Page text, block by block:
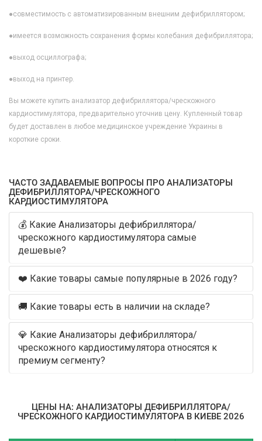
●совместимость с автоматизированным внешним дефибриллятором;
●имеется возможность сохранения формы колебания дефибриллятора;
●выход осциллографа;
●выход на принтер.
Вы можете купить анализатор дефибриллятора/чрескожного
кардиостимулятора, предварительно уточнив цену. Купленный товар
будет доставлен в любое медицинское учреждение Украины в
короткие сроки.
ЧАСТО ЗАДАВАЕМЫЕ ВОПРОСЫ ПРО АНАЛИЗАТОРЫ
ДЕФИБРИЛЛЯТОРА/ЧРЕСКОЖНОГО
КАРДИОСТИМУЛЯТОРА
💰 Какие Анализаторы дефибриллятора/
чрескожного кардиостимулятора самые
дешевые?
❤️ Какие товары самые популярные в 2026 году?
🚚 Какие товары есть в наличии на складе?
💎 Какие Анализаторы дефибриллятора/
чрескожного кардиостимулятора относятся к
премиум сегменту?
ЦЕНЫ НА: АНАЛИЗАТОРЫ ДЕФИБРИЛЛЯТОРА/
ЧРЕСКОЖНОГО КАРДИОСТИМУЛЯТОРА В КИЕВЕ 2026